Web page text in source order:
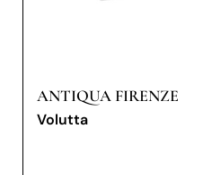
ANTIQUA FIRENZE
Volutta